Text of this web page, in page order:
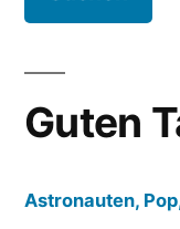
Guten
Astronauten,